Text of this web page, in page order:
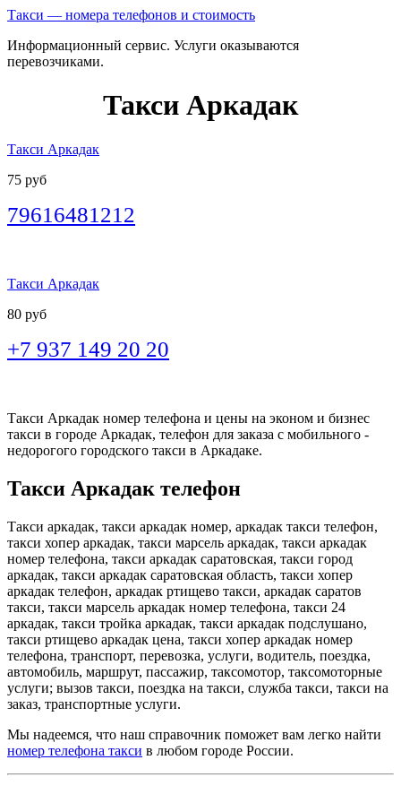
Такси — номера телефонов и стоимость
Информационный сервис. Услуги оказываются
перевозчиками.
Такси Аркадак
Такси Аркадак
75 руб
79616481212
Такси Аркадак
80 руб
+7 937 149 20 20
Такси Аркадак номер телефона и цены на эконом и бизнес
такси в городе Аркадак, телефон для заказа с мобильного -
недорогого городского такси в Аркадаке.
Такси Аркадак телефон
Такси аркадак, такси аркадак номер, аркадак такси телефон,
такси хопер аркадак, такси марсель аркадак, такси аркадак
номер телефона, такси аркадак саратовская, такси город
аркадак, такси аркадак саратовская область, такси хопер
аркадак телефон, аркадак ртищево такси, аркадак саратов
такси, такси марсель аркадак номер телефона, такси 24
аркадак, такси тройка аркадак, такси аркадак подслушано,
такси ртищево аркадак цена, такси хопер аркадак номер
телефона, транспорт, перевозка, услуги, водитель, поездка,
автомобиль, маршрут, пассажир, таксомотор, таксомоторные
услуги; вызов такси, поездка на такси, служба такси, такси на
заказ, транспортные услуги.
Мы надеемся, что наш справочник поможет вам легко найти
номер телефона такси в любом городе России.